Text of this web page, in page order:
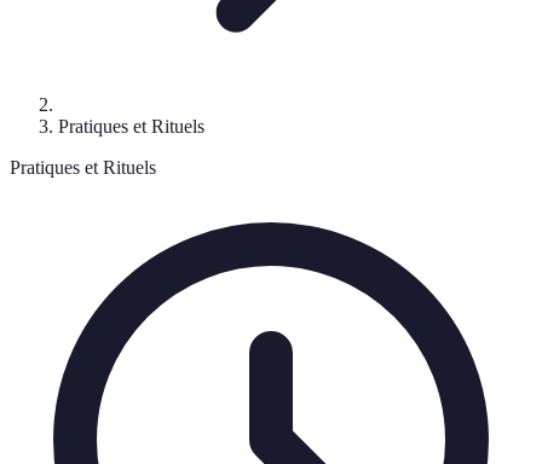
Pratiques et Rituels
Pratiques et Rituels